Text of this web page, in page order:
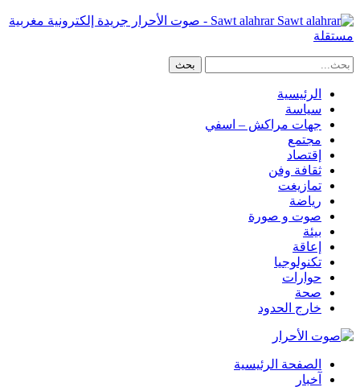
Sawt alahrar - صوت الأحرار جريدة إلكترونية مغربية
مستقلة
الرئيسية
سياسة
جهات مراكش – اسفي
مجتمع
إقتصاد
ثقافة وفن
تمازيغت
رياضة
صوت و صورة
بيئة
إعاقة
تكنولوجيا
حوارات
صحة
خارج الحدود
الصفحة الرئيسية
آخبار